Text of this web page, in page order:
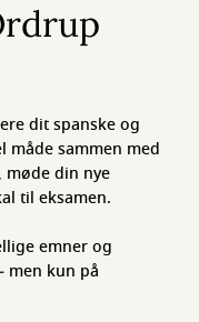
dit spanske og
sammen med
møde din nye
til eksamen.
emner og
men kun på